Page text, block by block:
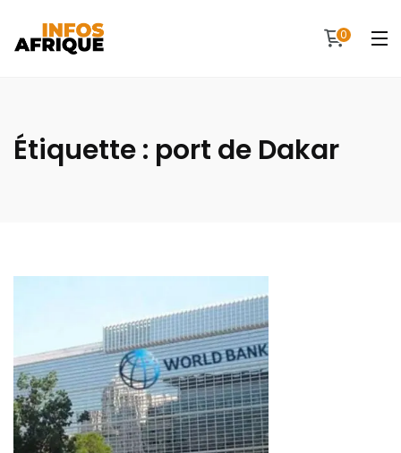
0
Étiquette : port de Dakar